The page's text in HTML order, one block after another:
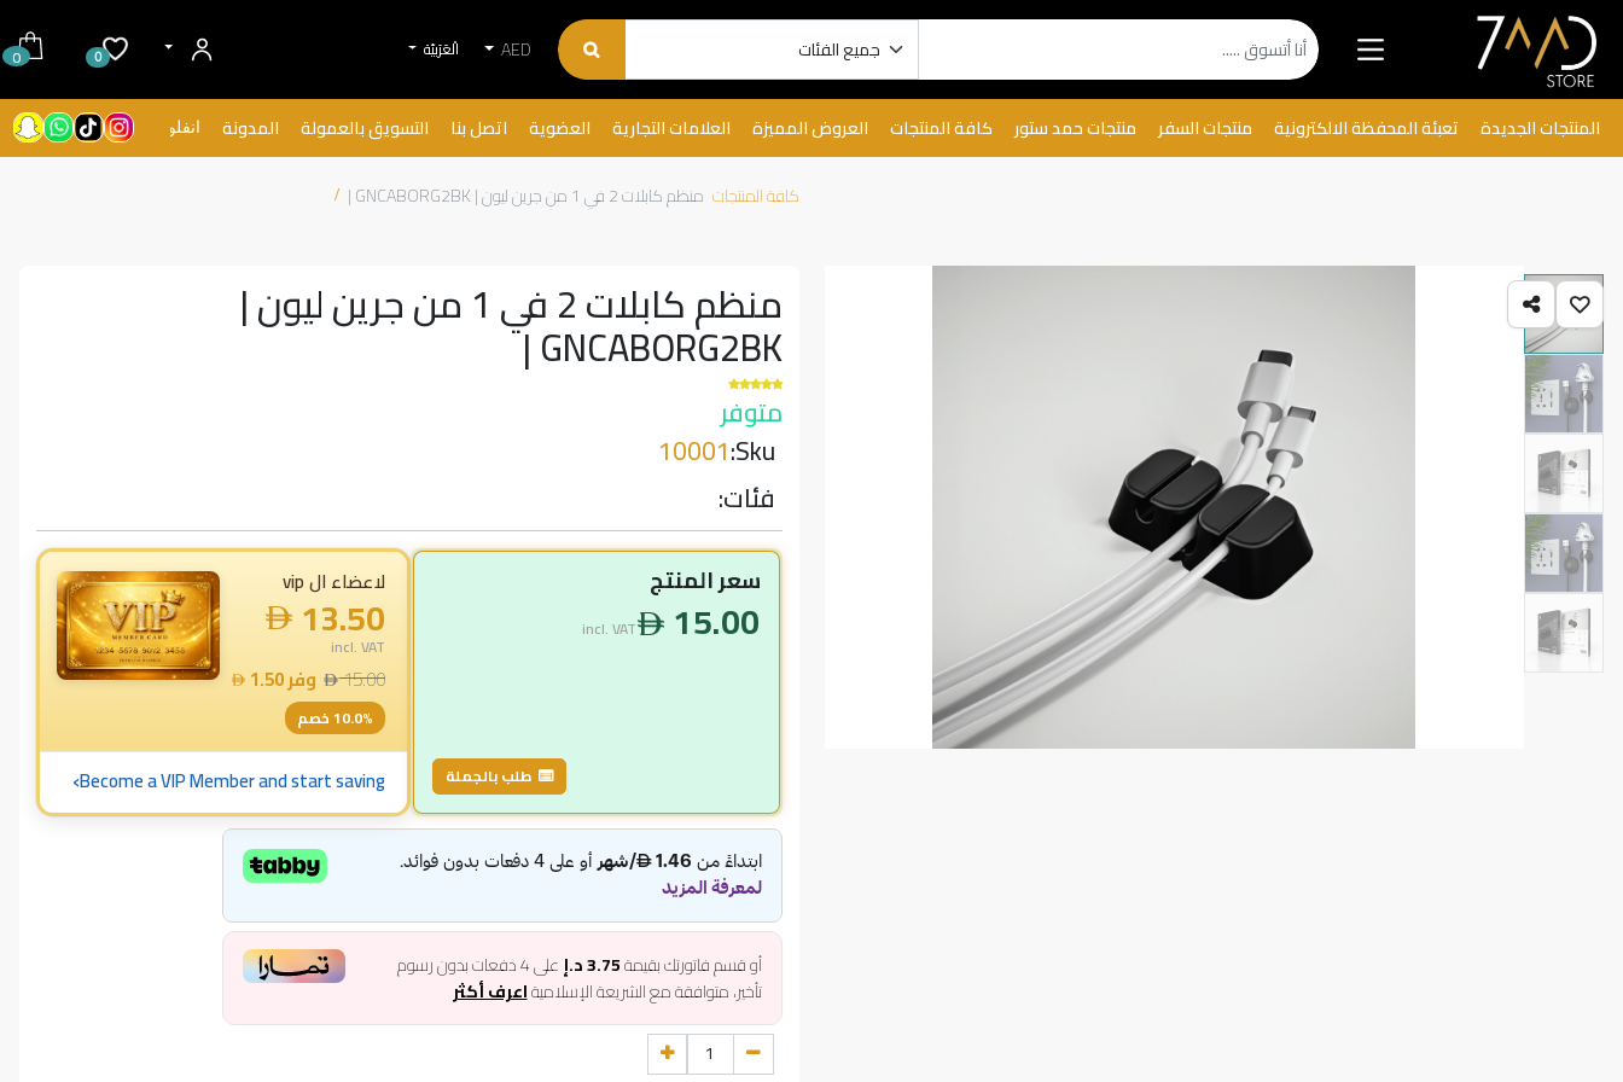
AED الْعَرَبيّة 0
0
المنتجات الجديدة تعبئة المحفظة الالكترونية منتجات السفر منتجات حمد ستور كافة المنتجات العروض المميزة العلامات التجارية العضوية اتصل بنا التسويق بالعمولة المدونة انفلونسرز
كافة المنتجات منظم كابلات 2 في 1 من جرين ليون | GNCABORG2BK |
منظم كابلات 2 في 1 من جرين ليون |
GNCABORG2BK |
متوفر
Sku:
10001
فئات:
سعر المنتج
15.00
incl. VAT
طلب بالجملة
لاعضاء ال vip
13.50
incl. VAT
15.00 وفر1.50
10.0% خصم
Become a VIP Member and start saving
›
أو قسم فاتورتك بقيمة3.75 د.إ على4دفعات بدون رسوم
تأخير، متوافقة مع الشريعة الإسلاميةاعرف أكثر